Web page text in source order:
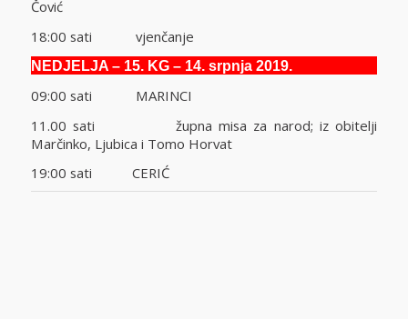
Čović
18:00 sati vjenčanje
NEDJELJA – 15. KG – 14. srpnja 2019.
09:00 sati MARINCI
11.00 sati župna misa za narod; iz obitelji
Marčinko, Ljubica i Tomo Horvat
19:00 sati CERIĆ